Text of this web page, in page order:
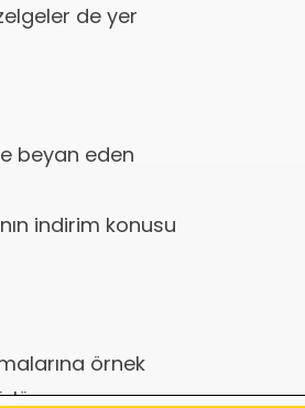
de yer
beyan eden
indirim konusu
örnek
muayene,